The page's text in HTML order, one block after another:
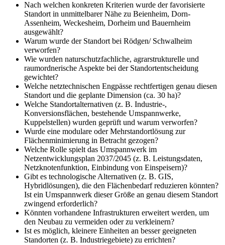
Nach welchen konkreten Kriterien wurde der favorisierte
Standort in unmittelbarer Nähe zu Beienheim, Dorn-
Assenheim, Weckesheim, Dorheim und Bauernheim
ausgewählt?
Warum wurde der Standort bei Rödgen/ Schwalheim
verworfen?
Wie wurden naturschutzfachliche, agrarstrukturelle und
raumordnerische Aspekte bei der Standortentscheidung
gewichtet?
Welche netztechnischen Engpässe rechtfertigen genau diesen
Standort und die geplante Dimension (ca. 30 ha)?
Welche Standortalternativen (z. B. Industrie-,
Konversionsflächen, bestehende Umspannwerke,
Kuppelstellen) wurden geprüft und warum verworfen?
Wurde eine modulare oder Mehrstandortlösung zur
Flächenminimierung in Betracht gezogen?
Welche Rolle spielt das Umspannwerk im
Netzentwicklungsplan 2037/2045 (z. B. Leistungsdaten,
Netzknotenfunktion, Einbindung von Einspeisern)?
Gibt es technologische Alternativen (z. B. GIS,
Hybridlösungen), die den Flächenbedarf reduzieren könnten?
Ist ein Umspannwerk dieser Größe an genau diesem Standort
zwingend erforderlich?
Könnten vorhandene Infrastrukturen erweitert werden, um
den Neubau zu vermeiden oder zu verkleinern?
Ist es möglich, kleinere Einheiten an besser geeigneten
Standorten (z. B. Industriegebiete) zu errichten?